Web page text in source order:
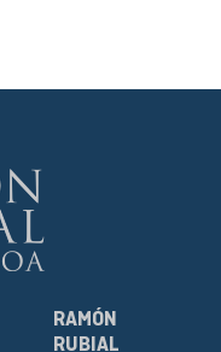
RAMÓN
RUBIAL